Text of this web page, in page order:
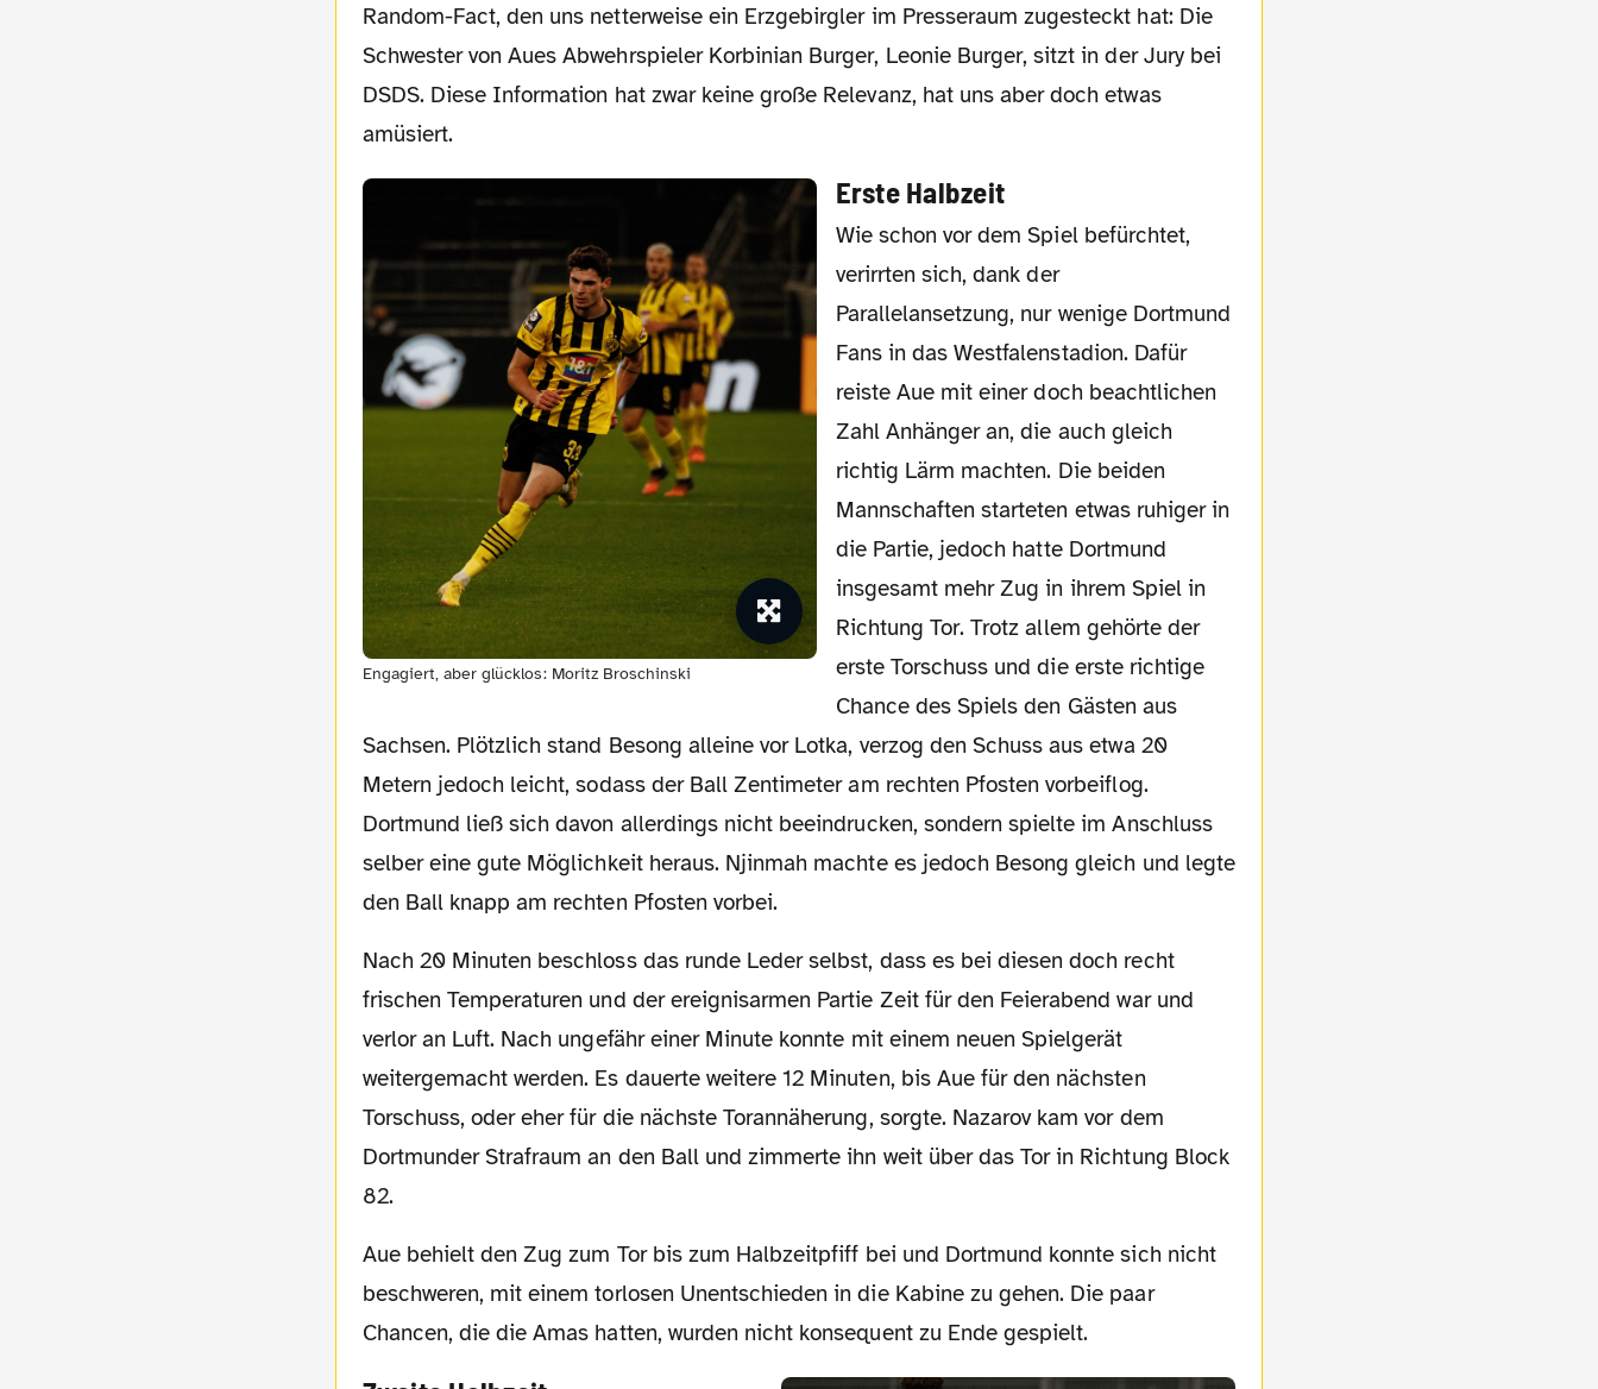
Random-Fact, den uns netterweise ein Erzgebirgler im Presseraum zugesteckt hat: Die
Schwester von Aues Abwehrspieler Korbinian Burger, Leonie Burger, sitzt in der Jury bei
DSDS. Diese Information hat zwar keine große Relevanz, hat uns aber doch etwas
amüsiert.
Engagiert, aber glücklos: Moritz Broschinski
Erste Halbzeit
Wie schon vor dem Spiel befürchtet,
verirrten sich, dank der
Parallelansetzung, nur wenige Dortmund
Fans in das Westfalenstadion. Dafür
reiste Aue mit einer doch beachtlichen
Zahl Anhänger an, die auch gleich
richtig Lärm machten. Die beiden
Mannschaften starteten etwas ruhiger in
die Partie, jedoch hatte Dortmund
insgesamt mehr Zug in ihrem Spiel in
Richtung Tor. Trotz allem gehörte der
erste Torschuss und die erste richtige
Chance des Spiels den Gästen aus
Sachsen. Plötzlich stand Besong alleine vor Lotka, verzog den Schuss aus etwa 20
Metern jedoch leicht, sodass der Ball Zentimeter am rechten Pfosten vorbeiflog.
Dortmund ließ sich davon allerdings nicht beeindrucken, sondern spielte im Anschluss
selber eine gute Möglichkeit heraus. Njinmah machte es jedoch Besong gleich und legte
den Ball knapp am rechten Pfosten vorbei.
Nach 20 Minuten beschloss das runde Leder selbst, dass es bei diesen doch recht
frischen Temperaturen und der ereignisarmen Partie Zeit für den Feierabend war und
verlor an Luft. Nach ungefähr einer Minute konnte mit einem neuen Spielgerät
weitergemacht werden. Es dauerte weitere 12 Minuten, bis Aue für den nächsten
Torschuss, oder eher für die nächste Torannäherung, sorgte. Nazarov kam vor dem
Dortmunder Strafraum an den Ball und zimmerte ihn weit über das Tor in Richtung Block
82.
Aue behielt den Zug zum Tor bis zum Halbzeitpfiff bei und Dortmund konnte sich nicht
beschweren, mit einem torlosen Unentschieden in die Kabine zu gehen. Die paar
Chancen, die die Amas hatten, wurden nicht konsequent zu Ende gespielt.